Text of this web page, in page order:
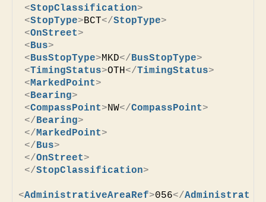
<StopClassification>
<StopType>BCT</StopType>
<OnStreet>
<Bus>
<BusStopType>MKD</BusStopType>
<TimingStatus>OTH</TimingStatus>
<MarkedPoint>
<Bearing>
<CompassPoint>NW</CompassPoint>
</Bearing>
</MarkedPoint>
</Bus>
</OnStreet>
</StopClassification>
<AdministrativeAreaRef>056</Administrat